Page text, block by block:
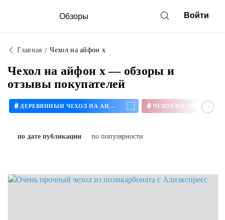
Обзоры Войти
Главная Чехол на айфон х
Чехол на айфон х — обзоры и
отзывы покупателей
# ДЕРЕВЯННЫЙ ЧЕХОЛ НА АЙФОН # ЧЕХОЛ НА АЙФОН 11
по дате публикации по популярности